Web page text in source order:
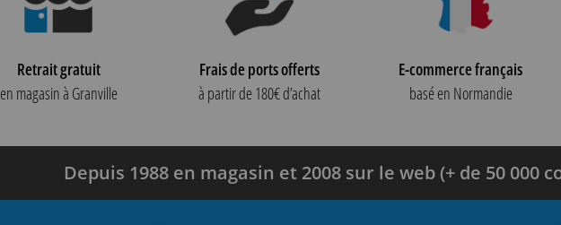
Retrait gratuit
en magasin à Granville
Frais de ports offerts
à partir de 180€ d’achat
E-commerce français
basé en Normandie
Depuis 1988 en magasin et 2008 sur le web (+ de 50 000